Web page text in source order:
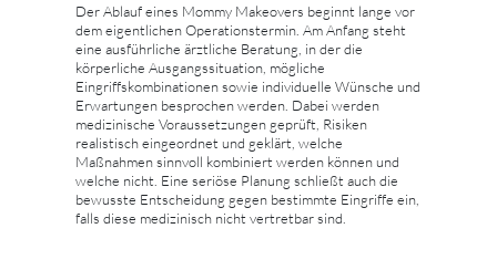
Der Ablauf eines Mommy Makeovers beginnt lange vor
dem eigentlichen Operationstermin. Am Anfang steht
eine ausführliche ärztliche Beratung, in der die
körperliche Ausgangssituation, mögliche
Eingriffskombinationen sowie individuelle Wünsche und
Erwartungen besprochen werden. Dabei werden
medizinische Voraussetzungen geprüft, Risiken
realistisch eingeordnet und geklärt, welche
Maßnahmen sinnvoll kombiniert werden können und
welche nicht. Eine seriöse Planung schließt auch die
bewusste Entscheidung gegen bestimmte Eingriffe ein,
falls diese medizinisch nicht vertretbar sind.